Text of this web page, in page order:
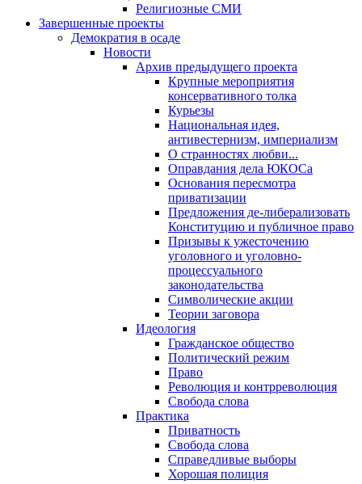
Религиозные СМИ
Завершенные проекты
Демократия в осаде
Новости
Архив предыдущего проекта
Крупные мероприятия
консервативного толка
Курьезы
Национальная идея,
антивестернизм, империализм
О странностях любви...
Оправдания дела ЮКОСа
Основания пересмотра
приватизации
Предложения де-либерализовать
Конституцию и публичное право
Призывы к ужесточению
уголовного и уголовно-
процессуального
законодательства
Символические акции
Теории заговора
Идеология
Гражданское общество
Политический режим
Право
Революция и контрреволюция
Свобода слова
Практика
Приватность
Свобода слова
Справедливые выборы
Хорошая полиция